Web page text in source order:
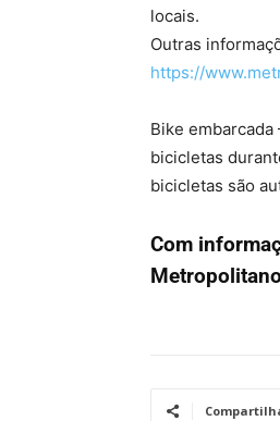
locais.
Outras
https://
Bike
bicicletas
bicicletas são
Com